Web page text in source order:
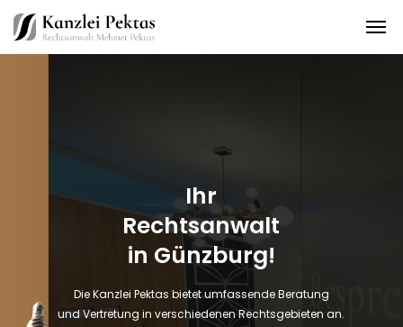
Die Kanzlei Pektas bietet umfassende Beratung
und Vertretung in verschiedenen Rechtsgebieten an.
Ihr
Rechtsanwalt
in Günzburg!